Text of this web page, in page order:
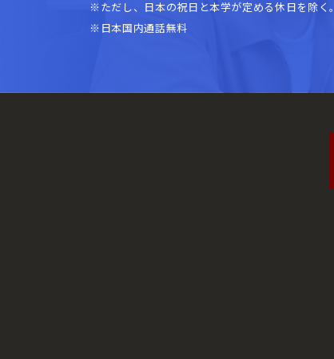
※ただし、日本の祝日と本学が定める休日を除く。
※日本国内通話無料